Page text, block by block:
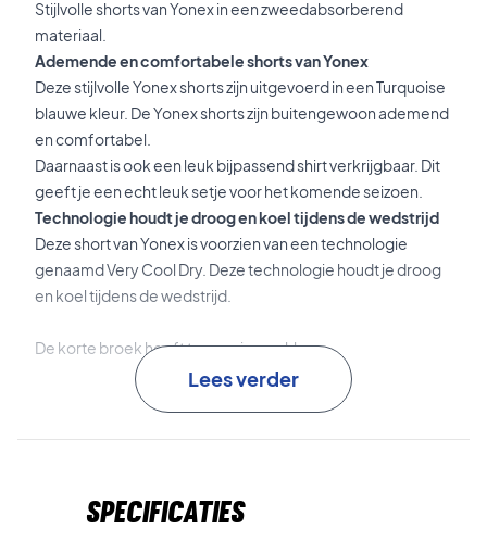
Stijlvolle shorts van Yonex in een zweedabsorberend
materiaal.
Ademende en comfortabele shorts van Yonex
Deze stijlvolle Yonex shorts zijn uitgevoerd in een Turquoise
blauwe kleur. De Yonex shorts zijn buitengewoon ademend
en comfortabel.
Daarnaast is ook een leuk bijpassend shirt verkrijgbaar. Dit
geeft je een echt leuk setje voor het komende seizoen.
Technologie houdt je droog en koel tijdens de wedstrijd
Deze short van Yonex is voorzien van een technologie
genaamd Very Cool Dry. Deze technologie houdt je droog
en koel tijdens de wedstrijd.
De korte broek heeft twee ruime zakken.
Lees verder
Specificaties